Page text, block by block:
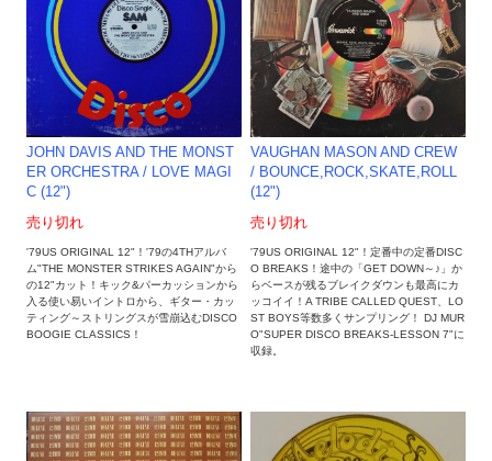
JOHN DAVIS AND THE MONST
ER ORCHESTRA / LOVE MAGI
C (12")
売り切れ
'79US ORIGINAL 12"！'79の4THアルバ
ム"THE MONSTER STRIKES AGAIN"から
の12"カット！キック&パーカッションから
入る使い易いイントロから、ギター・カッ
ティング～ストリングスが雪崩込むDISCO
BOOGIE CLASSICS！
VAUGHAN MASON AND CREW
/ BOUNCE,ROCK,SKATE,ROLL
(12")
売り切れ
'79US ORIGINAL 12"！定番中の定番DISC
O BREAKS！途中の「GET DOWN～♪」か
らベースが残るブレイクダウンも最高にカ
ッコイイ！A TRIBE CALLED QUEST、LO
ST BOYS等数多くサンプリング！ DJ MUR
O"SUPER DISCO BREAKS-LESSON 7"に
収録。